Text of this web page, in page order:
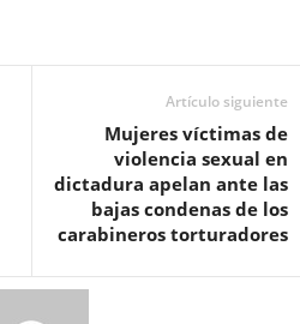
Artículo siguiente
Mujeres víctimas de
violencia sexual en
dictadura apelan ante las
bajas condenas de los
carabineros torturadores